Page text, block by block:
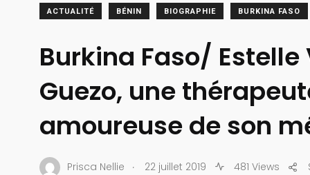
ACTUALITÉ BÉNIN BIOGRAPHIE BURKINA FASO
Burkina Faso/ Estelle
Guezo, une
amoureuse de son
Prisca Nellie . 22 juillet 2019 481 Views